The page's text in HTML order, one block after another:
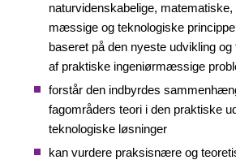
naturvidenskabelige,
mæssige og teknologiske
baseret på den nyeste udvikling
af praktiske ingeniørmæssige
forstår den indbyrdes
fagområders teori i den praktiske
teknologiske løsninger
kan vurdere praksisnære og